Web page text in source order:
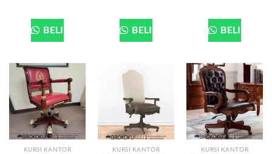
BELI BELI BELI
KURSI KANTOR KURSI KANTOR KURSI KANTOR